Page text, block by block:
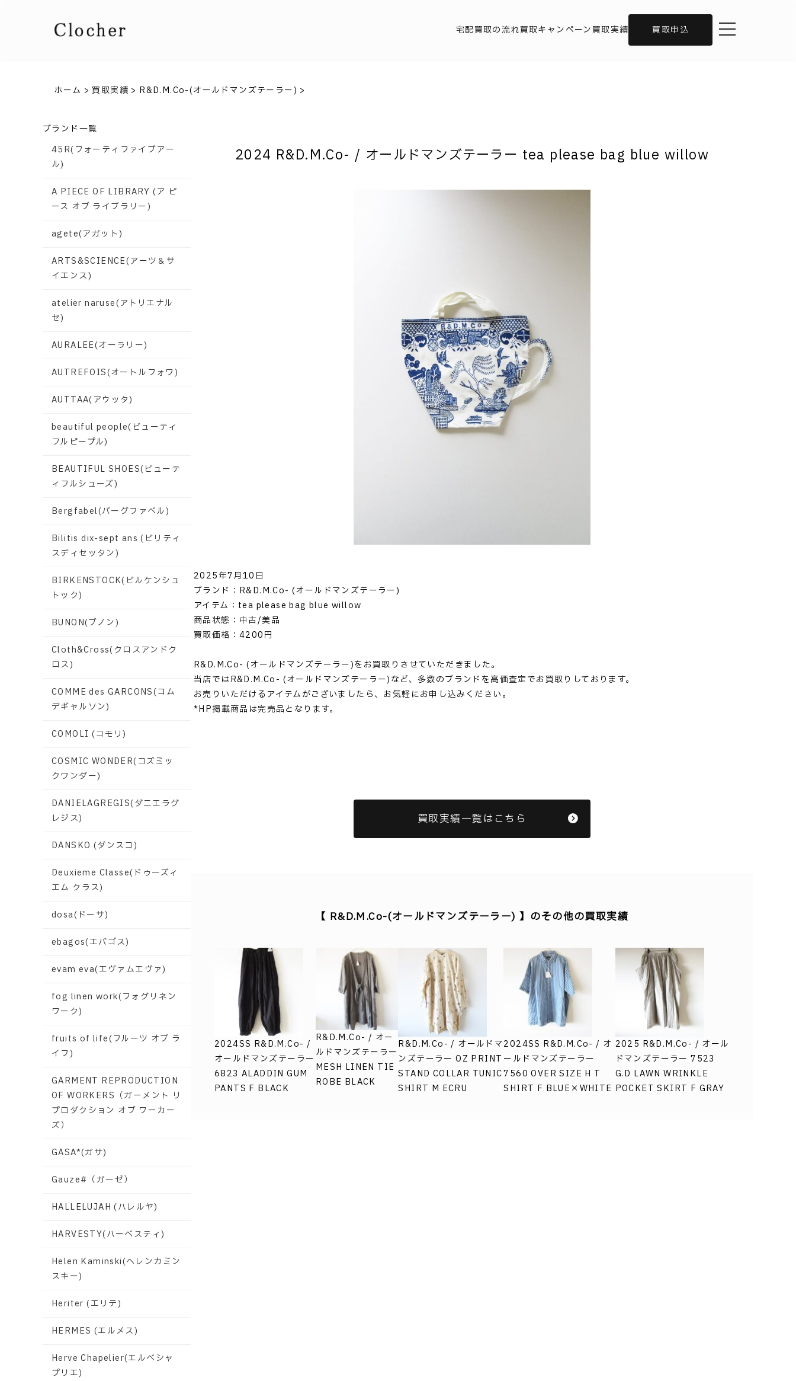
宅配買取の流れ買取キャンペーン買取実績 買取申込 toggle navigation
ホーム >買取実績 > R&D.M.Co-(オールドマンズテーラー) >
2024 R&D.M.Co- / オールドマンズテーラー tea please bag blue willow
2025年7月10日
ブランド：R&D.M.Co- (オールドマンズテーラー)
アイテム：tea please bag blue willow
商品状態：中古/美品
買取価格：4200円
R&D.M.Co- (オールドマンズテーラー)をお買取りさせていただきました。
当店ではR&D.M.Co- (オールドマンズテーラー)など、多数のブランドを高価査定でお買取りしております。
お売りいただけるアイテムがございましたら、お気軽にお申し込みください。
*HP掲載商品は完売品となります。
買取実績一覧はこちら
【 R&D.M.Co-(オールドマンズテーラー) 】のその他の買取実績
2024SS R&D.M.Co- /
オールドマンズテーラー
6823 ALADDIN GUM
PANTS F BLACK
R&D.M.Co- / オー
ルドマンズテーラー
MESH LINEN TIE
ROBE BLACK
R&D.M.Co- / オールドマ
ンズテーラー OZ PRINT
STAND COLLAR TUNIC
SHIRT M ECRU
2024SS R&D.M.Co- / オ
ールドマンズテーラー
7560 OVER SIZE H T
SHIRT F BLUE×WHITE
2025 R&D.M.Co- / オール
ドマンズテーラー 7523
G.D LAWN WRINKLE
POCKET SKIRT F GRAY
ブランド一覧
45R(フォーティファイブアー
ル)
A PIECE OF LIBRARY (ア ピ
ース オブ ライブラリー)
agete(アガット)
ARTS&SCIENCE(アーツ＆サ
イエンス)
atelier naruse(アトリエナル
セ)
AURALEE(オーラリー)
AUTREFOIS(オートルフォワ)
AUTTAA(アウッタ)
beautiful people(ビューティ
フルピープル)
BEAUTIFUL SHOES(ビューテ
ィフルシューズ)
Bergfabel(バーグファベル)
Bilitis dix-sept ans (ビリティ
スディセッタン)
BIRKENSTOCK(ビルケンシュ
トック)
BUNON(ブノン)
Cloth&Cross(クロスアンドク
ロス)
COMME des GARCONS(コム
デギャルソン)
COMOLI (コモリ)
COSMIC WONDER(コズミッ
クワンダー)
DANIELAGREGIS(ダニエラグ
レジス)
DANSKO (ダンスコ)
Deuxieme Classe(ドゥーズィ
エム クラス)
dosa(ドーサ)
ebagos(エバゴス)
evam eva(エヴァムエヴァ)
fog linen work(フォグリネン
ワーク)
fruits of life(フルーツ オブ ラ
イフ)
GARMENT REPRODUCTION
OF WORKERS（ガーメント リ
プロダクション オブ ワーカー
ズ）
GASA*(ガサ)
Gauze#（ガーゼ）
HALLELUJAH (ハレルヤ)
HARVESTY(ハーベスティ)
Helen Kaminski(ヘレンカミン
スキー)
Heriter (エリテ)
HERMES (エルメス)
Herve Chapelier(エルベシャ
プリエ)